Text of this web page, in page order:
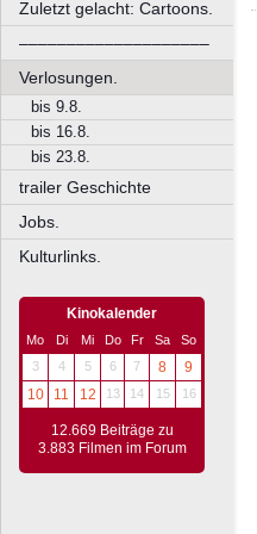
Zuletzt gelacht: Cartoons.
––––––––––––––––––––
Verlosungen.
bis 9.8.
bis 16.8.
bis 23.8.
trailer Geschichte
Jobs.
Kulturlinks.
Kinokalender
Mo Di Mi Do Fr Sa
So
3
4 5 6 7 8
9
10
11 12 13 14 15 16
12.669 Beiträge zu
3.883 Filmen im Forum